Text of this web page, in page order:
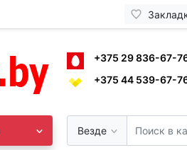
+375 29 836-67-
+375 44 539-67-
Везде